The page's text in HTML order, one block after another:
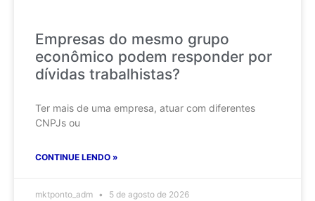
Empresas do mesmo grupo
econômico podem responder por
dívidas trabalhistas?
Ter mais de uma empresa, atuar com diferentes
CNPJs ou
CONTINUE LENDO »
mktponto_adm 5 de agosto de 2026